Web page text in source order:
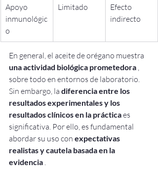
Apoyo
inmunológic
o
Limitado
Efecto
indirecto
En general, el aceite de orégano muestra
una actividad biológica prometedora ,
sobre todo en entornos de laboratorio.
Sin embargo, la diferencia entre los
resultados experimentales y los
resultados clínicos en la práctica es
significativa. Por ello, es fundamental
abordar su uso con expectativas
realistas y cautela basada en la
evidencia .